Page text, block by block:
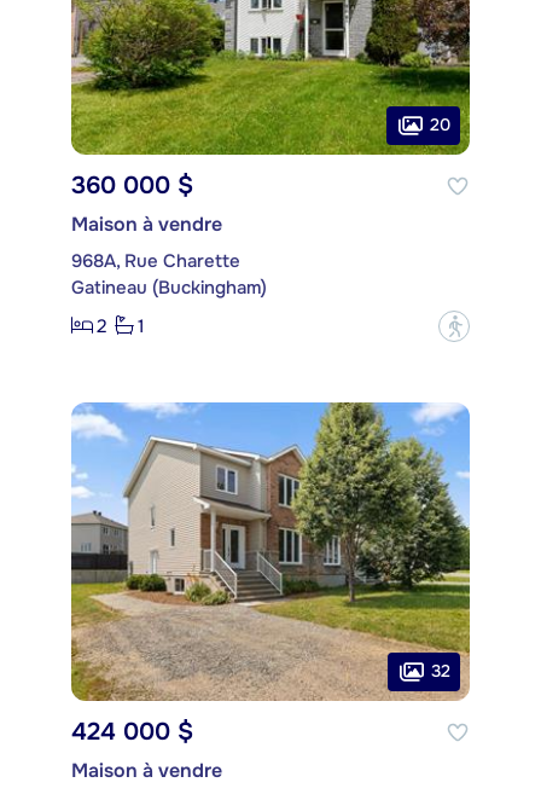
20
360 000 $
Maison à vendre
968A, Rue Charette
Gatineau (Buckingham)
2
1 ?
32
424 000 $
Maison à vendre